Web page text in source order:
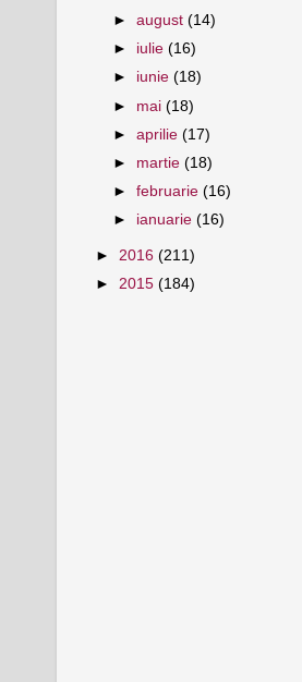
►august(14)
► iulie(16)
► iunie(18)
► mai(18)
►aprilie(17)
► martie(18)
►februarie(16)
► ianuarie(16)
► 2016 (211)
► 2015 (184)